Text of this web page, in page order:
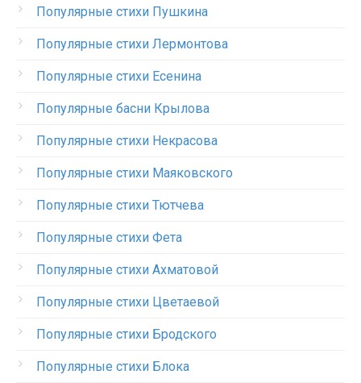
Популярные стихи Пушкина
Популярные стихи Лермонтова
Популярные стихи Есенина
Популярные басни Крылова
Популярные стихи Некрасова
Популярные стихи Маяковского
Популярные стихи Тютчева
Популярные стихи Фета
Популярные стихи Ахматовой
Популярные стихи Цветаевой
Популярные стихи Бродского
Популярные стихи Блока